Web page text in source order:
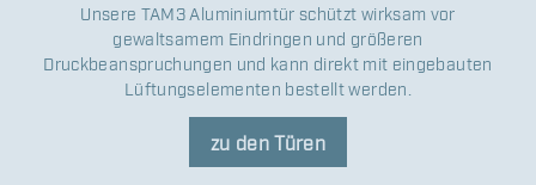
Unsere TAM3 Aluminiumtür schützt wirksam vor
gewaltsamem Eindringen und größeren
Druckbeanspruchungen und kann direkt mit eingebauten
Lüftungselementen bestellt werden.
zu den Türen